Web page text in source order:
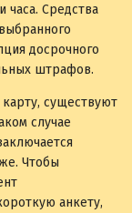
часа. Средства
досрочного
штрафов.
существуют
случае
Чтобы
анкету,